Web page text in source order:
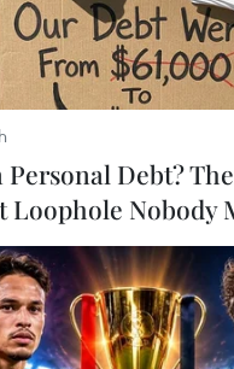
phát hiện những "cải
Trung Quốc lắp đặt
Biển Đông có tranh
Personal Debt?
Loophole Nobody